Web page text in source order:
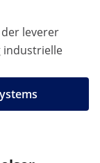
leverer
industrielle